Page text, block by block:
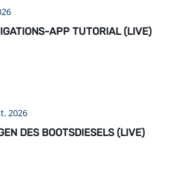
APP TUTORIAL (LIVE)
2026
DES BOOTSDIESELS (LIVE)